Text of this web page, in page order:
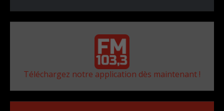
Téléchargez notre application dès maintenant !